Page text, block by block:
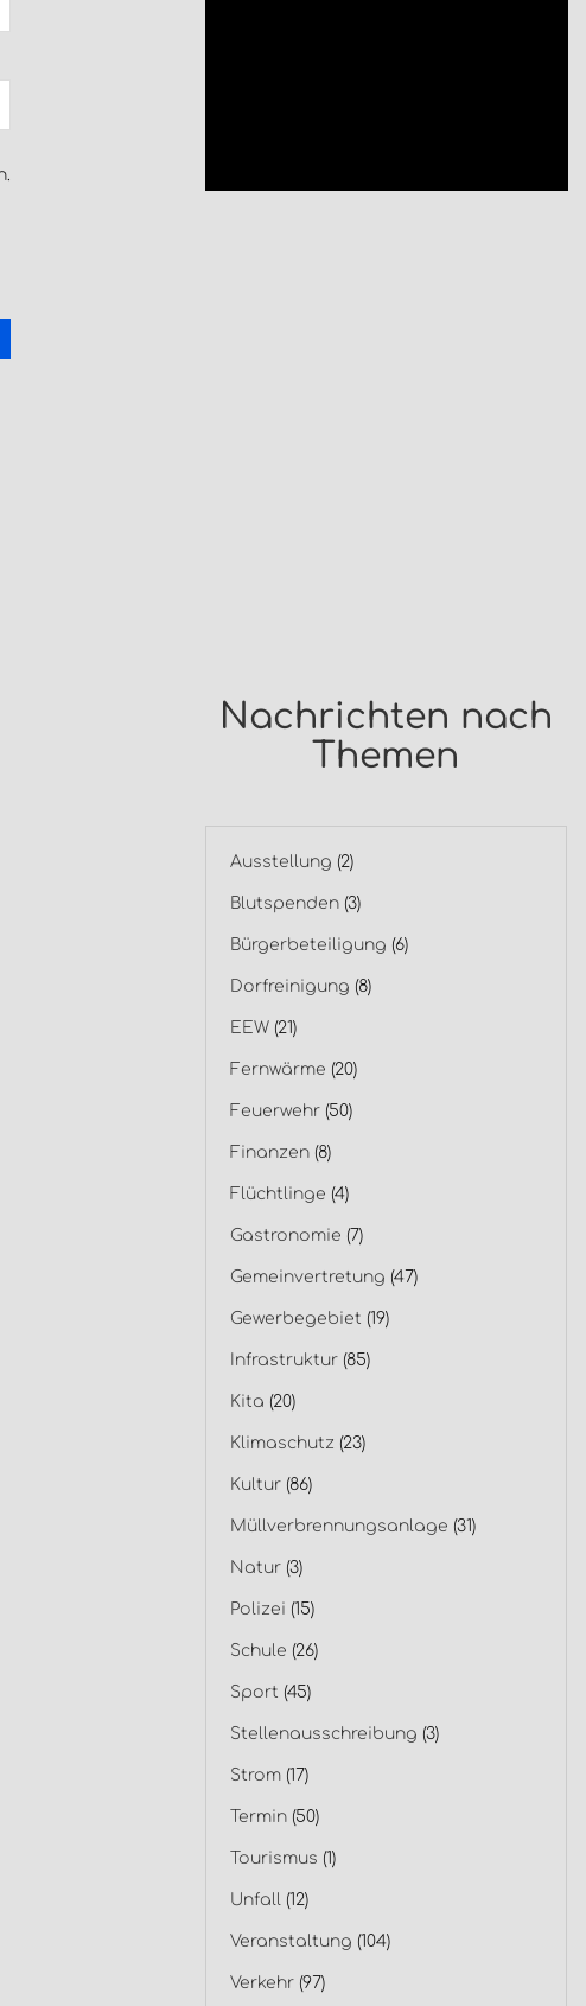
Nachrichten nach
Themen
Ausstellung (2)
Blutspenden(3)
Bürgerbeteiligung (6)
Dorfreinigung (8)
EEW(21)
Fernwärme (20)
Feuerwehr(50)
Finanzen(8)
Flüchtlinge (4)
Gastronomie (7)
Gemeinvertretung (47)
Gewerbegebiet (19)
Infrastruktur(85)
Kita (20)
Klimaschutz (23)
Kultur(86)
Müllverbrennungsanlage (31)
Natur(3)
Polizei (15)
Schule (26)
Sport (45)
Stellenausschreibung (3)
Strom(17)
Termin(50)
Tourismus (1)
Unfall (12)
Veranstaltung (104)
Verkehr(97)